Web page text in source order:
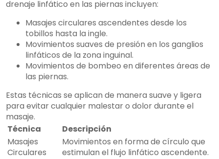
drenaje linfático en las piernas incluyen:
Masajes circulares ascendentes desde los
tobillos hasta la ingle.
Movimientos suaves de presión en los ganglios
linfáticos de la zona inguinal.
Movimientos de bombeo en diferentes áreas de
las piernas.
Estas técnicas se aplican de manera suave y ligera
para evitar cualquier malestar o dolor durante el
masaje.
Técnica
Descripción
Masajes
Circulares
Movimientos en forma de círculo que
estimulan el flujo linfático ascendente.